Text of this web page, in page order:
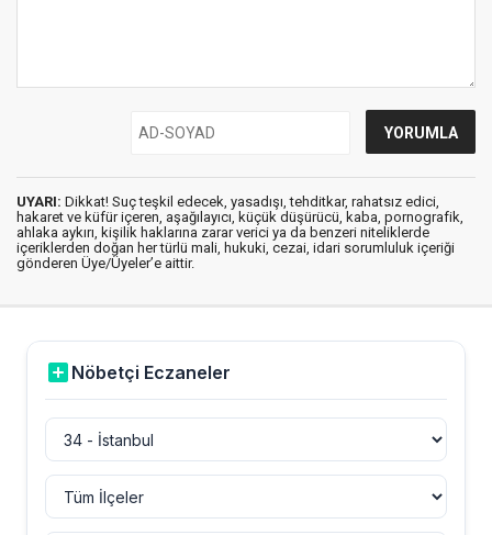
UYARI: Dikkat! Suç teşkil edecek, yasadışı, tehditkar, rahatsız edici,
hakaret ve küfür içeren, aşağılayıcı, küçük düşürücü, kaba, pornografik,
ahlaka aykırı, kişilik haklarına zarar verici ya da benzeri niteliklerde
içeriklerden doğan her türlü mali, hukuki, cezai, idari sorumluluk içeriği
gönderen Üye/Üyeler’e aittir.